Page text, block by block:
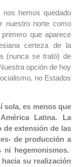
hemos quedado
nuestro norte como
que aparece
certeza de la
(nunca se trató) de
opción de hoy
no Estados
sola, es menos que
Latina. La
de extensión de las
de producción a
hegemonismos.
su realización